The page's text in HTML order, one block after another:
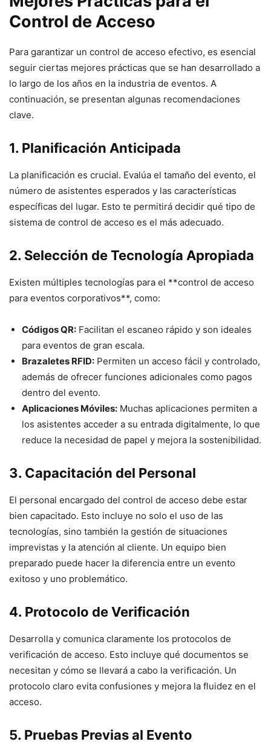
Control de Acceso
Para garantizar un control de acceso efectivo, es esencial
seguir ciertas mejores prácticas que se han desarrollado a
lo largo de los años en la industria de eventos. A
continuación, se presentan algunas recomendaciones
clave.
1. Planificación Anticipada
La planificación es crucial. Evalúa el tamaño del evento, el
número de asistentes esperados y las características
específicas del lugar. Esto te permitirá decidir qué tipo de
sistema de control de acceso es el más adecuado.
2. Selección de Tecnología Apropiada
Existen múltiples tecnologías para el **control de acceso
para eventos corporativos**, como:
Códigos QR: Facilitan el escaneo rápido y son ideales
para eventos de gran escala.
Brazaletes RFID: Permiten un acceso fácil y controlado,
además de ofrecer funciones adicionales como pagos
dentro del evento.
Aplicaciones Móviles: Muchas aplicaciones permiten a
los asistentes acceder a su entrada digitalmente, lo que
reduce la necesidad de papel y mejora la sostenibilidad.
3. Capacitación del Personal
El personal encargado del control de acceso debe estar
bien capacitado. Esto incluye no solo el uso de las
tecnologías, sino también la gestión de situaciones
imprevistas y la atención al cliente. Un equipo bien
preparado puede hacer la diferencia entre un evento
exitoso y uno problemático.
4. Protocolo de Verificación
Desarrolla y comunica claramente los protocolos de
verificación de acceso. Esto incluye qué documentos se
necesitan y cómo se llevará a cabo la verificación. Un
protocolo claro evita confusiones y mejora la fluidez en el
acceso.
5. Pruebas Previas al Evento